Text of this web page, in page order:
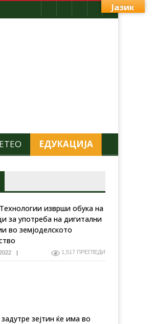
ЕДУКАЦИЈА
изврши обука на
за употреба на дигитални
во земјоделското
1,517 ПРЕГЛЕДИ
зејтин ќе има во
Јазик